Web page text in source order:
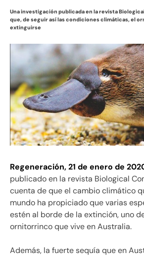
Una investigación publicada en la revista
que, de seguir así las condiciones climáticas, el
extinguirse
Regeneración, 21 de enero de
publicado en la revista Biological
cuenta de que el cambio climático
mundo ha propiciado que varias
estén al borde de la extinción, uno
ornitorrinco que vive en Australia.
Además, la fuerte sequía que en